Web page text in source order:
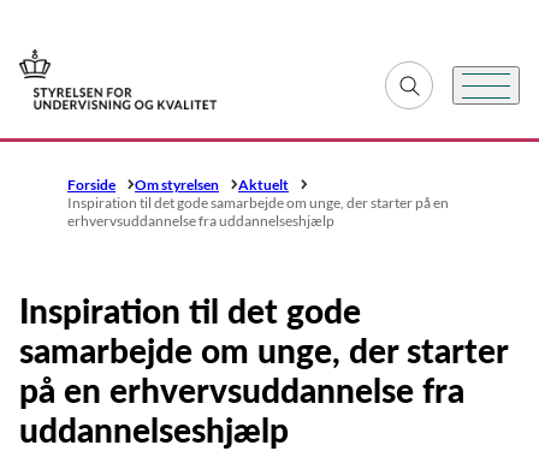
Gå til forsiden Fold søgefelt ud
Menu
Forside Om styrelsen
Aktuelt
Inspiration til det gode samarbejde om unge, der starter på en
erhvervsuddannelse fra uddannelseshjælp
Inspiration til det gode
samarbejde om unge, der starter
på en erhvervsuddannelse fra
uddannelseshjælp